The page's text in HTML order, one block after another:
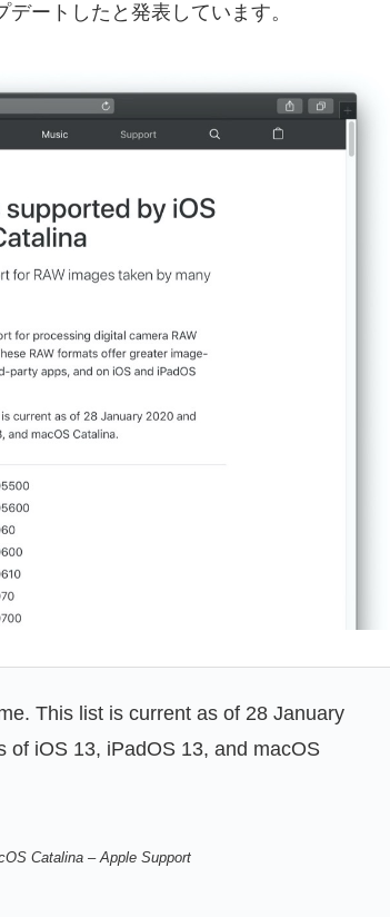
ートしたと発表しています。
This list is current as of 28 January
of iOS 13, iPadOS 13, and macOS
Catalina – Apple Support